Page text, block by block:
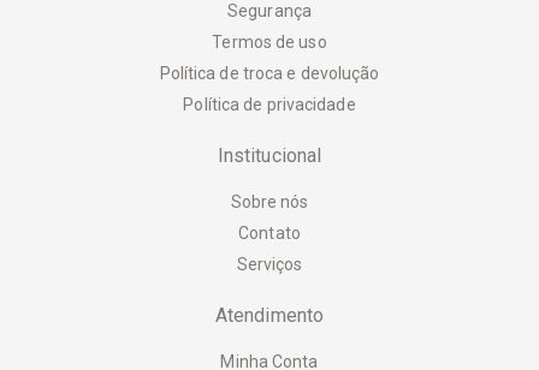
Segurança
Termos de uso
Política de troca e devolução
Política de privacidade
Institucional
Sobre nós
Contato
Serviços
Atendimento
Minha Conta